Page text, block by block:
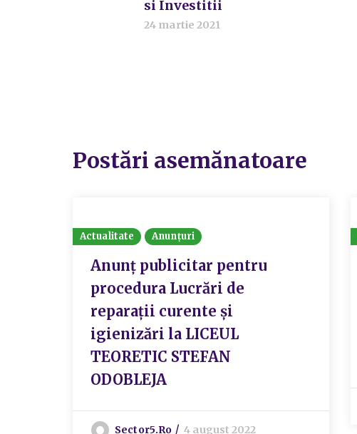
si Investitii
24 martie 2021
Postări asemănatoare
Actualitate Anunțuri
Anunț publicitar pentru
procedura Lucrări de
reparații curente și
igienizări la LICEUL
TEORETIC STEFAN
ODOBLEJA
Sector5.ro 4 august 2022